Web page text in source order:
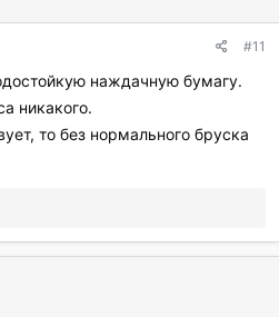
#11
наждачную бумагу.
никакого.
то без нормального бруска